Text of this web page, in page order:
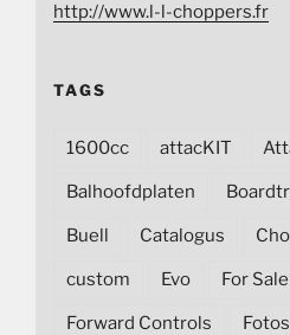
http://www.l-l-choppers.fr
TAGS
1600cc attacKIT
Balhoofdplaten
Buell Catalogus
custom Evo For Sale
Forward Controls